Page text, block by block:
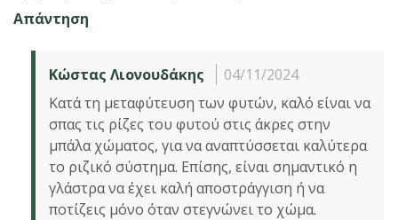
Απάντηση
Κώστας Λιονουδάκης
04/11/2024
Κατά τη μεταφύτευση των φυτών, καλό είναι να
σπας τις ρίζες του φυτού στις άκρες στην
μπάλα χώματος, για να αναπτύσσεται καλύτερα
το ριζικό σύστημα. Επίσης, είναι σημαντικό η
γλάστρα να έχει καλή αποστράγγιση ή να
ποτίζεις μόνο όταν στεγνώνει το χώμα.